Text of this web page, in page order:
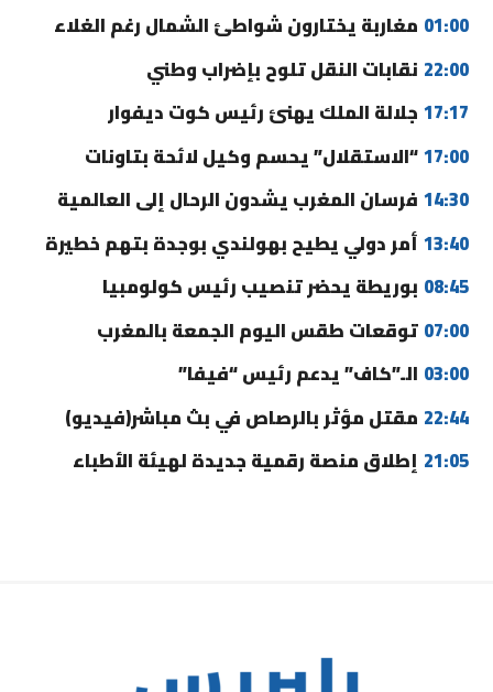
01:00 مغاربة يختارون شواطئ الشمال رغم الغلاء
22:00 نقابات النقل تلوح بإضراب وطني
17:17 جلالة الملك يهنئ رئيس كوت ديفوار
17:00“الاستقلال” يحسم وكيل لائحة بتاونات
14:30 فرسان المغرب يشدون الرحال إلى العالمية
13:40 أمر دولي يطيح بهولندي بوجدة بتهم خطيرة
08:45 بوريطة يحضر تنصيب رئيس كولومبيا
07:00 توقعات طقس اليوم الجمعة بالمغرب
03:00 الـ”كاف” يدعم رئيس “فيفا”
22:44 مقتل مؤثر بالرصاص في بث مباشر(فيديو)
21:05 إطلاق منصة رقمية جديدة لهيئة الأطباء